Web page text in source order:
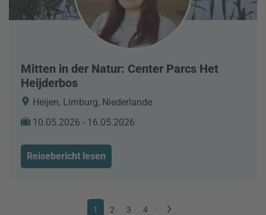
Mitten in der Natur: Center Parcs Het
Heijderbos
Heijen, Limburg, Niederlande
10.05.2026 - 16.05.2026
Reisebericht lesen
1 2 3 4